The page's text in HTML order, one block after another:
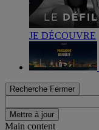
JE DÉCOUVRE
Recherche Fermer
Mettre à jour
Main content